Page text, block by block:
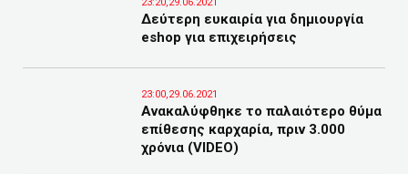
Δεύτερη ευκαιρία για δημιουργία
eshop για επιχειρήσεις
23:00,29.06.2021
Ανακαλύφθηκε το παλαιότερο θύμα
επίθεσης καρχαρία, πριν 3.000
χρόνια (VIDEO)